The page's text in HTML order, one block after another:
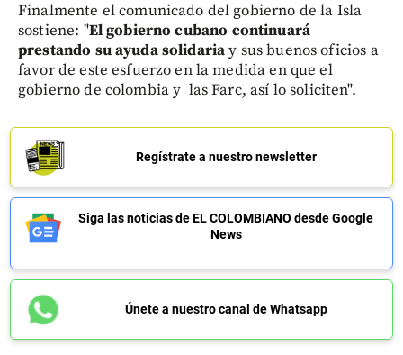
Finalmente el comunicado del gobierno de la Isla
sostiene: "El gobierno cubano continuará
prestando su ayuda solidariay sus buenos oficios a
favor de este esfuerzo en la medida en que el
gobierno de colombia y las Farc, así lo soliciten".
Regístrate a nuestro newsletter
Siga las noticias de EL COLOMBIANO desde Google
News
Únete a nuestro canal de Whatsapp